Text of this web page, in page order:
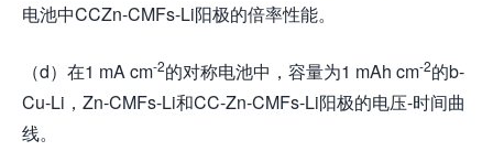
电池中CCZn-CMFs-Li阳极的倍率性能。
（d）在1 mA cm-2的对称电池中，容量为1 mAh cm-2的b-
Cu-Li，Zn-CMFs-Li和CC-Zn-CMFs-Li阳极的电压-时间曲
线。